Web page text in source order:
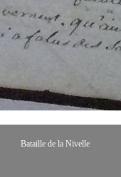
Bataille de la Nivelle